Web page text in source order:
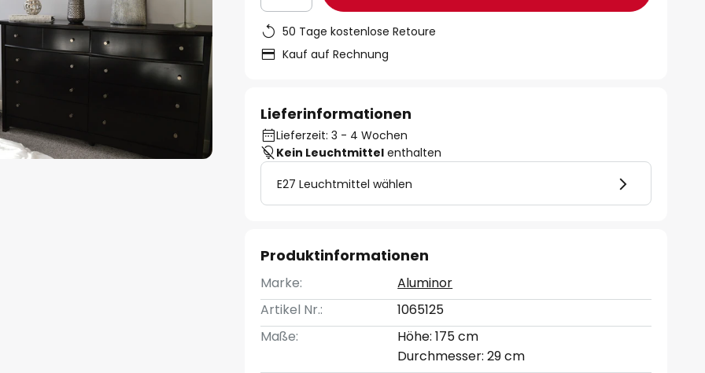
50 Tage kostenlose Retoure
Kauf auf Rechnung
Lieferinformationen
Lieferzeit: 3 - 4 Wochen
Kein Leuchtmittel enthalten
E27 Leuchtmittel wählen
Produktinformationen
Marke:
Aluminor
Artikel Nr.:
1065125
Maße:
Höhe: 175 cm
Durchmesser: 29 cm